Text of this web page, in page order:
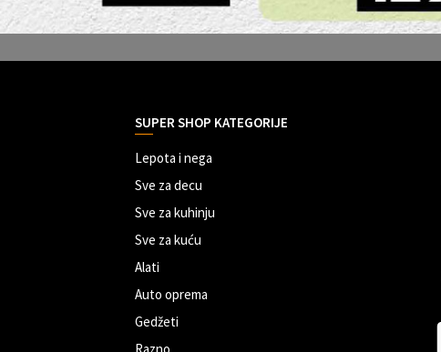
SUPER SHOP KATEGORIJE
Lepota i nega
Sve za decu
Sve za kuhinju
Sve za kuću
Alati
Auto oprema
Gedžeti